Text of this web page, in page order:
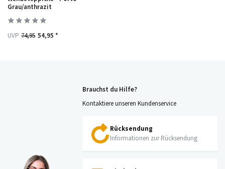
Grau/anthrazit
UVP 74,95 54,95 *
Brauchst du Hilfe?
Kontaktiere unseren Kundenservice
Rücksendung
Informationen zur Rücksendung